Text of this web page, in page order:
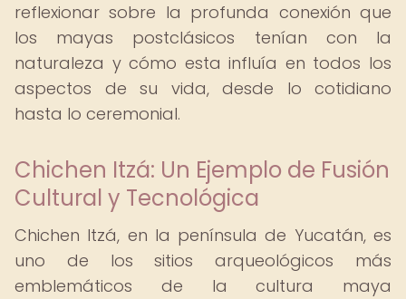
reflexionar sobre la profunda conexión que
los mayas postclásicos tenían con la
naturaleza y cómo esta influía en todos los
aspectos de su vida, desde lo cotidiano
hasta lo ceremonial.
Chichen Itzá: Un Ejemplo de Fusión
Cultural y Tecnológica
Chichen Itzá, en la península de Yucatán, es
uno de los sitios arqueológicos más
emblemáticos de la cultura maya